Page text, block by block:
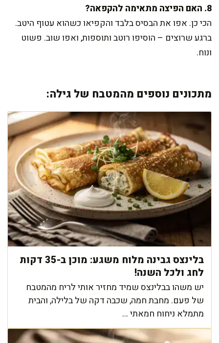
8. האם הפיצה מתאימה להקפאה?
הכי כן. אפו את הבסיס בלבד והקפיאו כשהוא עטוף היטב.
ברגע שרוצים – הוסיפו רוטב ותוספות, ואפו שוב. פשוט
ונוח.
מתכונים נוספים מהמטבח של גילה:
בלינצס גבינה מלוח משגע: מוכן ב-35 דקות
לחג ולכל השנה!
יש משהו בבלינצס שמיד מחזיר אותי לריח מהמטבח
של פעם. מחבת חמה, שכבה דקה של בלילה, והבית
מתמלא ניחוח חמאתי ...